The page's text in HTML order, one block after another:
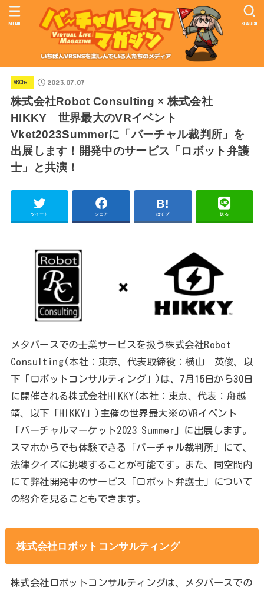
SEARCH
MENU
VRChat 2023.07.07
株式会社Robot Consulting × 株式会社
HIKKY 世界最大のVRイベント
Vket2023Summerに「バーチャル裁判所」を
出展します！開発中のサービス「ロボット弁護
士」と共演！
ツイート シェア はてブ 送る
メタバースでの⼠業サービスを扱う株式会社Robot
Consulting(本社：東京、代表取締役：横山 英俊、以
下「ロボットコンサルティング」)は、7月15日から30日
に開催される株式会社HIKKY(本社：東京、代表：舟越
靖、以下「HIKKY」)主催の世界最大※のVRイベント
「バーチャルマーケット2023 Summer」に出展します。
スマホからでも体験できる「バーチャル裁判所」にて、
法律クイズに挑戦することが可能です。また、同空間内
にて弊社開発中のサービス「ロボット弁護士」について
の紹介を見ることもできます。
株式会社ロボットコンサルティング
株式会社ロボットコンサルティングは、メタバースでの